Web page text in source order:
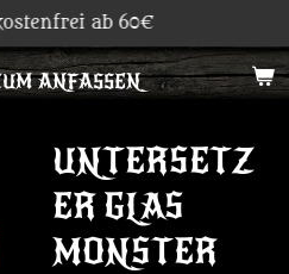
ANFASSEN
ab 60€
UNTERSETZ
ER GLAS
MONSTER